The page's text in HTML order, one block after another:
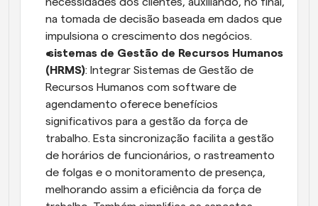
na tomada de decisão baseada em dados que
impulsiona o crescimento dos negócios.
sistemas de Gestão de Recursos Humanos
(HRMS): Integrar Sistemas de Gestão de
Recursos Humanos com software de
agendamento oferece benefícios
significativos para a gestão da força de
trabalho. Esta sincronização facilita a gestão
de horários de funcionários, o rastreamento
de folgas e o monitoramento de presença,
melhorando assim a eficiência da força de